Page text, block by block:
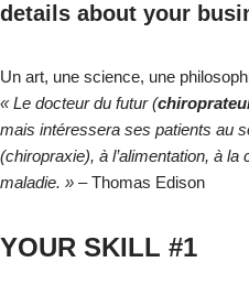
details about your
Un art, une science, une
« Le docteur du futur (
mais intéressera ses patients au
(chiropraxie), à l’alimentation, à
maladie. » – Thomas Edison
YOUR SKILL #1